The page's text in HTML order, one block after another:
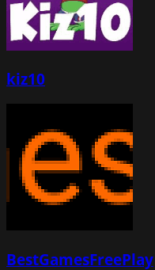
kiz10
BestGamesFreePlay